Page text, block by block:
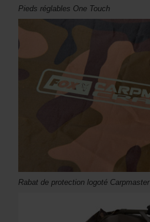
Pieds réglables One Touch
Rabat de protection logoté Carpmaster